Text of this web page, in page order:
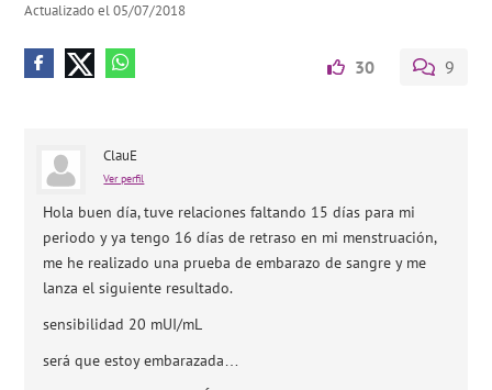
Actualizado el 05/07/2018
30 9
ClauE
Ver perfil
Hola buen día, tuve relaciones faltando 15 días para mi
periodo y ya tengo 16 días de retraso en mi menstruación,
me he realizado una prueba de embarazo de sangre y me
lanza el siguiente resultado.
sensibilidad 20 mUI/mL
será que estoy embarazada…